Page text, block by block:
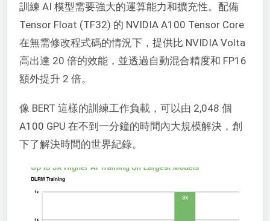
訓練 AI 模型需要強大的運算能力和擴充性。配備
Tensor Float (TF32) 的 NVIDIA A100 Tensor Core
在無需修改程式碼的情況下，提供比 NVIDIA Volta
高出達 20 倍的效能，並透過自動混合精度和 FP16
額外提升 2 倍。
像 BERT 這樣的訓練工作負載，可以由 2,048 個
A100 GPU 在不到一分鐘的時間內大規模解決，創
下了解決時間的世界紀錄。